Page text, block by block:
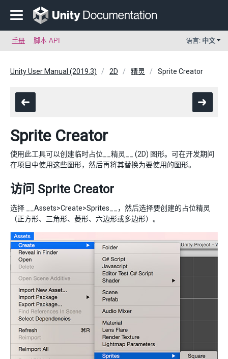
手册 脚本 API 语言: 中文
Unity User Manual (2019.3) 2D 精灵 Sprite Creator
Sprite Creator
使用此工具可以创建临时占位__精灵__ (2D) 图形。可在开发期间
在项目中使用这些图形，然后再将其替换为要使用的图形。
访问 Sprite Creator
选择 __Assets>Create>Sprites__，然后选择要创建的占位精灵
（正方形、三角形、菱形、六边形或多边形）。